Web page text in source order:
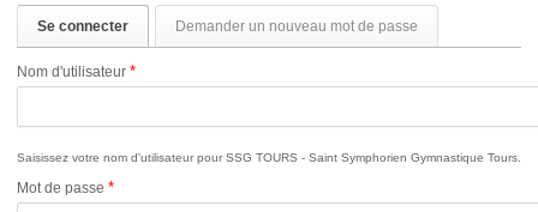
Onglets principaux
Se connecter (onglet actif)Demander un nouveau mot de passe
Nom d'utilisateur *
Saisissez votre nom d'utilisateur pour SSG TOURS - Saint Symphorien Gymnastique Tours.
Mot de passe *